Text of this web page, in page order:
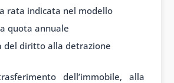
rata indicata nel modello
quota annuale
del diritto alla detrazione
dell’immobile, alla